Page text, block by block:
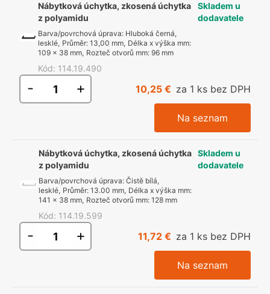
Nábytková úchytka, zkosená úchytka
z polyamidu
Barva/povrchová úprava: Hluboká černá,
lesklé, Průměr: 13,00 mm, Délka x výška mm:
109 x 38 mm, Rozteč otvorů mm: 96 mm
Kód: 114.19.490
Skladem u
dodavatele
- + 10,25 € za 1 ks bez DPH
Na seznam
Nábytková úchytka, zkosená úchytka
z polyamidu
Barva/povrchová úprava: Čistě bílá,
lesklé, Průměr: 13.00 mm, Délka x výška mm:
141 x 38 mm, Rozteč otvorů mm: 128 mm
Kód: 114.19.599
Skladem u
dodavatele
- + 11,72 € za 1 ks bez DPH
Na seznam